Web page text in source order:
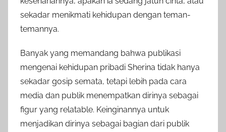
sekadar menikmati kehidupan dengan teman-
temannya.
Banyak yang memandang bahwa publikasi
mengenai kehidupan pribadi Sherina tidak hanya
sekadar gosip semata, tetapi lebih pada cara
media dan publik menempatkan dirinya sebagai
figur yang relatable. Keinginannya untuk
menjadikan dirinya sebagai bagian dari publik